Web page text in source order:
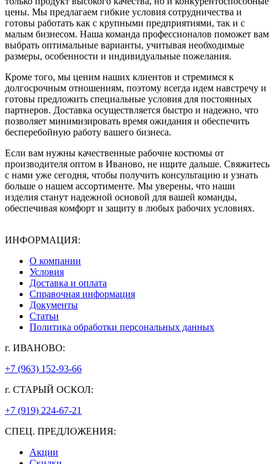
цены. Мы предлагаем гибкие условия сотрудничества и
готовы работать как с крупными предприятиями, так и с
малым бизнесом. Наша команда профессионалов поможет вам
выбрать оптимальные варианты, учитывая необходимые
размеры, особенности и индивидуальные пожелания.
Кроме того, мы ценим наших клиентов и стремимся к
долгосрочным отношениям, поэтому всегда идем навстречу и
готовы предложить специальные условия для постоянных
партнеров. Доставка осуществляется быстро и надежно, что
позволяет минимизировать время ожидания и обеспечить
бесперебойную работу вашего бизнеса.
Если вам нужны качественные рабочие костюмы от
производителя оптом в Иваново, не ищите дальше. Свяжитесь
с нами уже сегодня, чтобы получить консультацию и узнать
больше о нашем ассортименте. Мы уверены, что наши
изделия станут надежной основой для вашей команды,
обеспечивая комфорт и защиту в любых рабочих условиях.
ИНФОРМАЦИЯ:
О компании
Условия
Доставка и оплата
Справочная информация
Документы
Статьи
Политика обработки персональных данных
г. ИВАНОВО:
+7 (963) 152-93-66
г. СТАРЫЙ ОСКОЛ:
+7 (919) 224-67-21
СПЕЦ. ПРЕДЛОЖЕНИЯ:
Акции